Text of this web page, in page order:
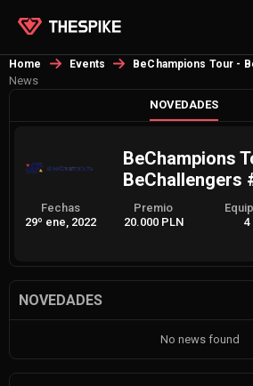
Home Events BeChampions Tour -
News
NOVEDADES
BeChampions
BeChallengers
Fechas
29º ene, 2022
Premio
20.000 PLN
4
NOVEDADES
No news found